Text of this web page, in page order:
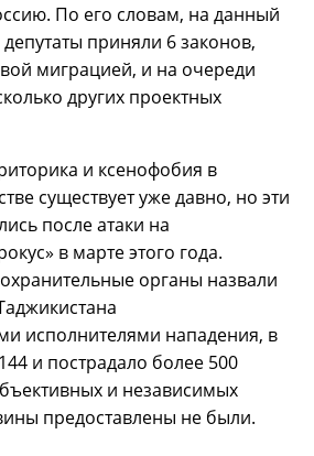
По его словам, на данный
приняли 6 законов,
миграцией, и на очереди
других проектных
и ксенофобия в
существует уже давно, но эти
после атаки на
в марте этого года.
органы назвали
исполнителями нападения, в
и пострадало более 500
и независимых
предоставлены не были.